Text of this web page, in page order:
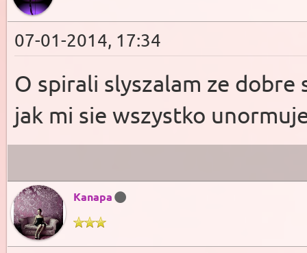
07-01-2014, 17:34
O spirali slyszalam ze dobre
jak mi sie wszystko
Kanapa